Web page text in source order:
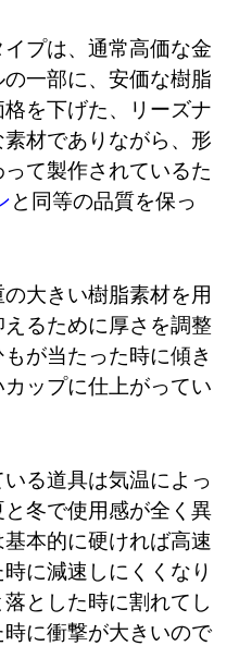
プは、通常高価な金
一部に、安価な樹脂
を下げた、リーズナ
材でありながら、形
て製作されているた
と同等の品質を保っ
大きい樹脂素材を用
るために厚さを調整
が当たった時に傾き
ップに仕上がってい
る道具は気温によっ
冬で使用感が全く異
本的に硬ければ高速
に減速しにくくなり
とした時に割れてし
に衝撃が大きいので